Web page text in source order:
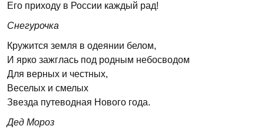
Его приходу в России каждый рад!
Снегурочка
Кружится земля в одеянии белом,
И ярко зажглась под родным небосводом
Для верных и честных,
Веселых и смелых
Звезда путеводная Нового года.
Дед Мороз